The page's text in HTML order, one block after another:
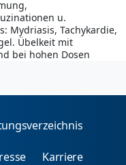
u.
Mydriasis, Tachykardie,
Übelkeit mit
bei hohen Dosen
Karriere